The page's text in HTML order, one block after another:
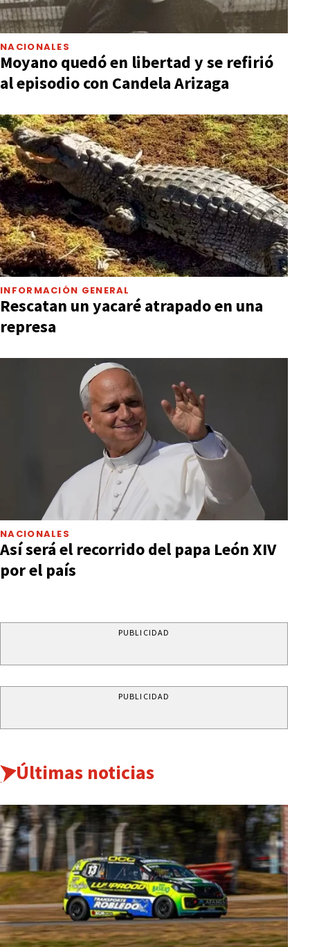
NACIONALES
Moyano quedó en libertad y se refirió
al episodio con Candela Arizaga
INFORMACIÓN GENERAL
Rescatan un yacaré atrapado en una
represa
NACIONALES
Así será el recorrido del papa León XIV
por el país
PUBLICIDAD
PUBLICIDAD
Últimas noticias